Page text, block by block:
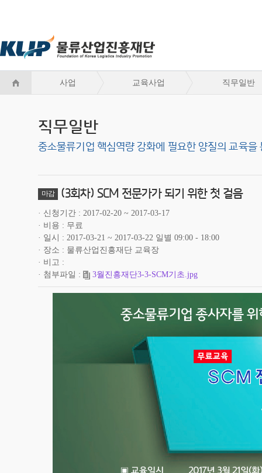
사업 교육사업 직무일반
직무일반
중소물류기업 핵심역량 강화에 필요한 양질의 교육
마감 (3회차) SCM 전문가가 되기 위한 첫 걸음
신청기간
2017-02-20 ~ 2017-03-17
비용
무료
일시
2017-03-21 ~ 2017-03-22 일별 09:00 - 18:00
장소
물류산업진흥재단 교육장
비고
첨부파일
3월진흥재단3-3-SCM기초.jpg